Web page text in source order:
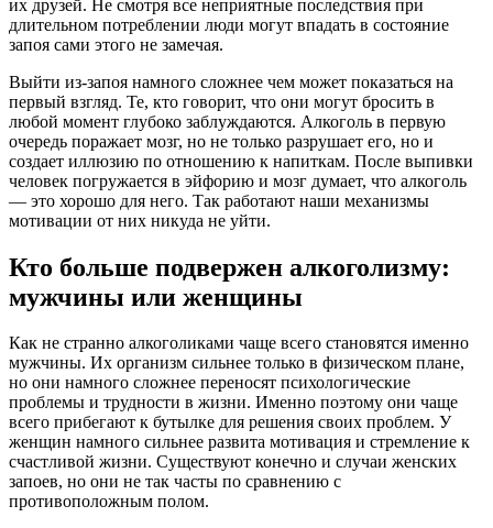
их друзей. Не смотря все неприятные последствия при
длительном потреблении люди могут впадать в состояние
запоя сами этого не замечая.
Выйти из-запоя намного сложнее чем может показаться на
первый взгляд. Те, кто говорит, что они могут бросить в
любой момент глубоко заблуждаются. Алкоголь в первую
очередь поражает мозг, но не только разрушает его, но и
создает иллюзию по отношению к напиткам. После выпивки
человек погружается в эйфорию и мозг думает, что алкоголь
— это хорошо для него. Так работают наши механизмы
мотивации от них никуда не уйти.
Кто больше подвержен алкоголизму:
мужчины или женщины
Как не странно алкоголиками чаще всего становятся именно
мужчины. Их организм сильнее только в физическом плане,
но они намного сложнее переносят психологические
проблемы и трудности в жизни. Именно поэтому они чаще
всего прибегают к бутылке для решения своих проблем. У
женщин намного сильнее развита мотивация и стремление к
счастливой жизни. Существуют конечно и случаи женских
запоев, но они не так часты по сравнению с
противоположным полом.